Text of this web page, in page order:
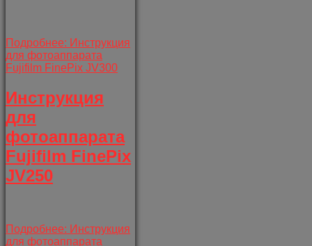
Подробнее: Инструкция
для фотоаппарата
Fujifilm FinePix JV300
Инструкция
для
фотоаппарата
Fujifilm FinePix
JV250
Подробнее: Инструкция
для фотоаппарата